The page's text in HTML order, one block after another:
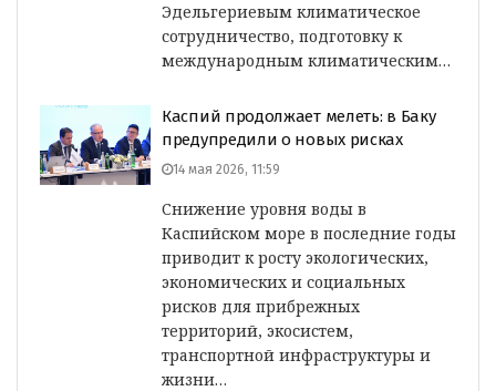
Эдельгериевым климатическое
сотрудничество, подготовку к
международным климатическим…
Каспий продолжает мелеть: в Баку
предупредили о новых рисках
14 мая 2026, 11:59
Снижение уровня воды в
Каспийском море в последние годы
приводит к росту экологических,
экономических и социальных
рисков для прибрежных
территорий, экосистем,
транспортной инфраструктуры и
жизни…